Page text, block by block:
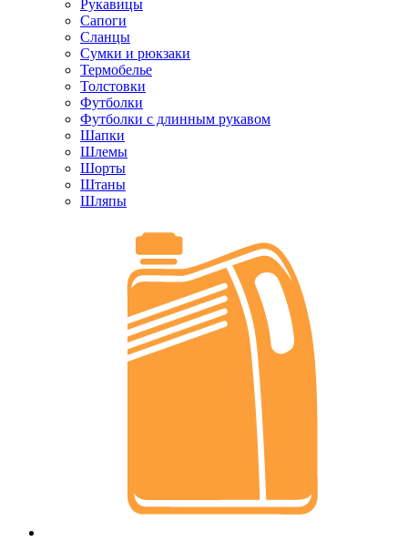
Рукавицы
Сапоги
Сланцы
Сумки и рюкзаки
Термобелье
Толстовки
Футболки
Футболки с длинным рукавом
Шапки
Шлемы
Шорты
Штаны
Шляпы